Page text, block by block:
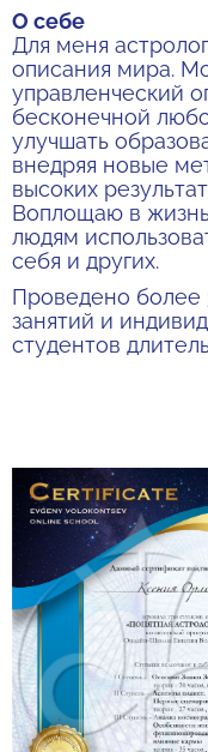
О себе
Для меня
описания мира.
управленческий
бесконечной
улучшать
внедряя новые
высоких
Воплощаю в
людям
себя и других.
Проведено более
занятий и
студентов